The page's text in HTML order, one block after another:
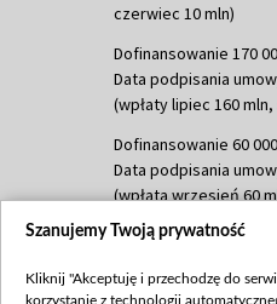
czerwiec 10 mln)
Dofinansowanie 170
Data podpisania
(wpłaty lipiec 160
Dofinansowanie 60
Data podpisania
(wpłata wrzesień 60
Dofinansowanie 635
(wpłata wrzesień 100
Szanujemy Twoją prywatność
Kliknij "Akceptuję i przechodzę do
korzystanie z technologii